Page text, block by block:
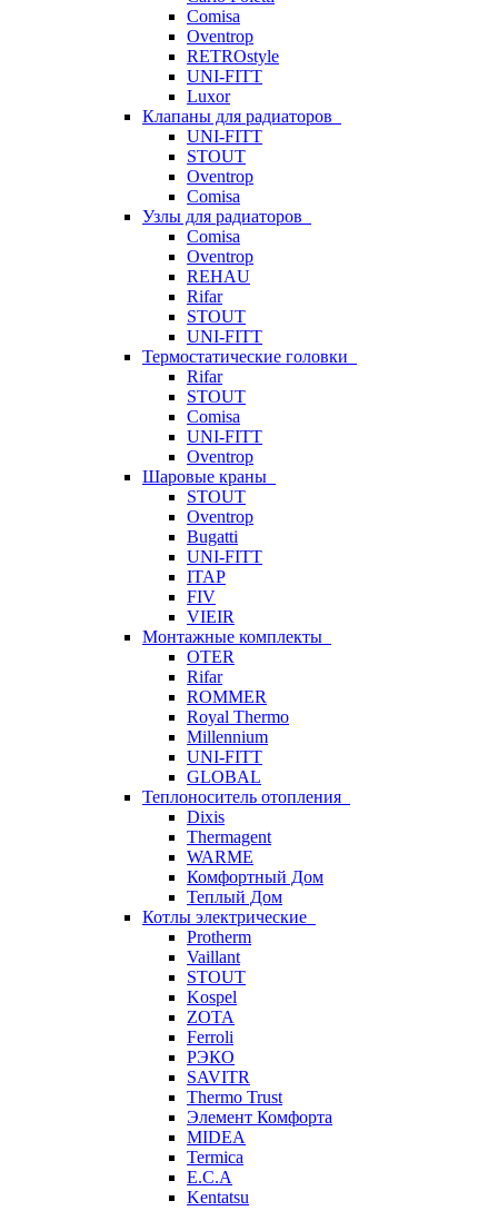
Comisa
Oventrop
RETROstyle
UNI-FITT
Luxor
Клапаны для радиаторов
UNI-FITT
STOUT
Oventrop
Comisa
Узлы для радиаторов
Comisa
Oventrop
REHAU
Rifar
STOUT
UNI-FITT
Термостатические головки
Rifar
STOUT
Comisa
UNI-FITT
Oventrop
Шаровые краны
STOUT
Oventrop
Bugatti
UNI-FITT
ITAP
FIV
VIEIR
Монтажные комплекты
OTER
Rifar
ROMMER
Royal Thermo
Millennium
UNI-FITT
GLOBAL
Теплоноситель отопления
Dixis
Thermagent
WARME
Комфортный Дом
Теплый Дом
Котлы электрические
Protherm
Vaillant
STOUT
Kospel
ZOTA
Ferroli
РЭКО
SAVITR
Thermo Trust
Элемент Комфорта
MIDEA
Termica
E.C.A
Kentatsu